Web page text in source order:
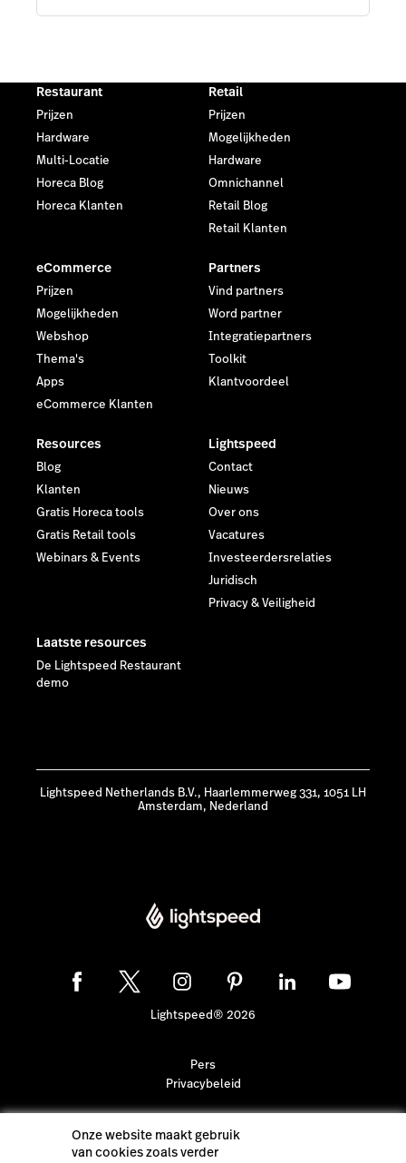
Restaurant
Prijzen
Hardware
Multi-Locatie
Horeca Blog
Horeca Klanten
Retail
Prijzen
Mogelijkheden
Hardware
Omnichannel
Retail Blog
Retail Klanten
eCommerce
Prijzen
Mogelijkheden
Webshop
Thema's
Apps
eCommerce Klanten
Partners
Vind partners
Word partner
Integratiepartners
Toolkit
Klantvoordeel
Resources
Blog
Klanten
Gratis Horeca tools
Gratis Retail tools
Webinars & Events
Lightspeed
Contact
Nieuws
Over ons
Vacatures
Investeerdersrelaties
Juridisch
Privacy & Veiligheid
Laatste resources
De Lightspeed Restaurant
demo
Lightspeed Netherlands B.V., Haarlemmerweg 331, 1051 LH
Amsterdam, Nederland
Lightspeed® 2026
Pers
Privacybeleid
Onze website maakt gebruik
van cookies zoals verder